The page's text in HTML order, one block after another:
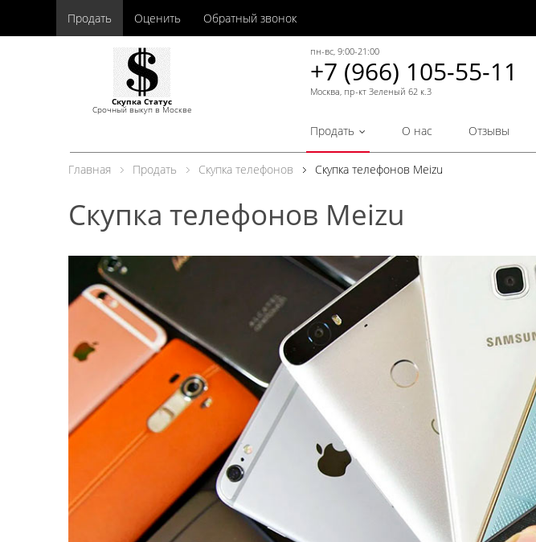
Продать Оценить Обратный звонок
Скупка Статус
Срочный выкуп в Москве
пн-вс, 9:00-21:00
+7 (966) 105-55-11
Москва, пр-кт Зеленый 62 к.3
Продать О нас Отзывы
Главная Продать Скупка телефонов Скупка телефонов Meizu
Скупка телефонов Meizu